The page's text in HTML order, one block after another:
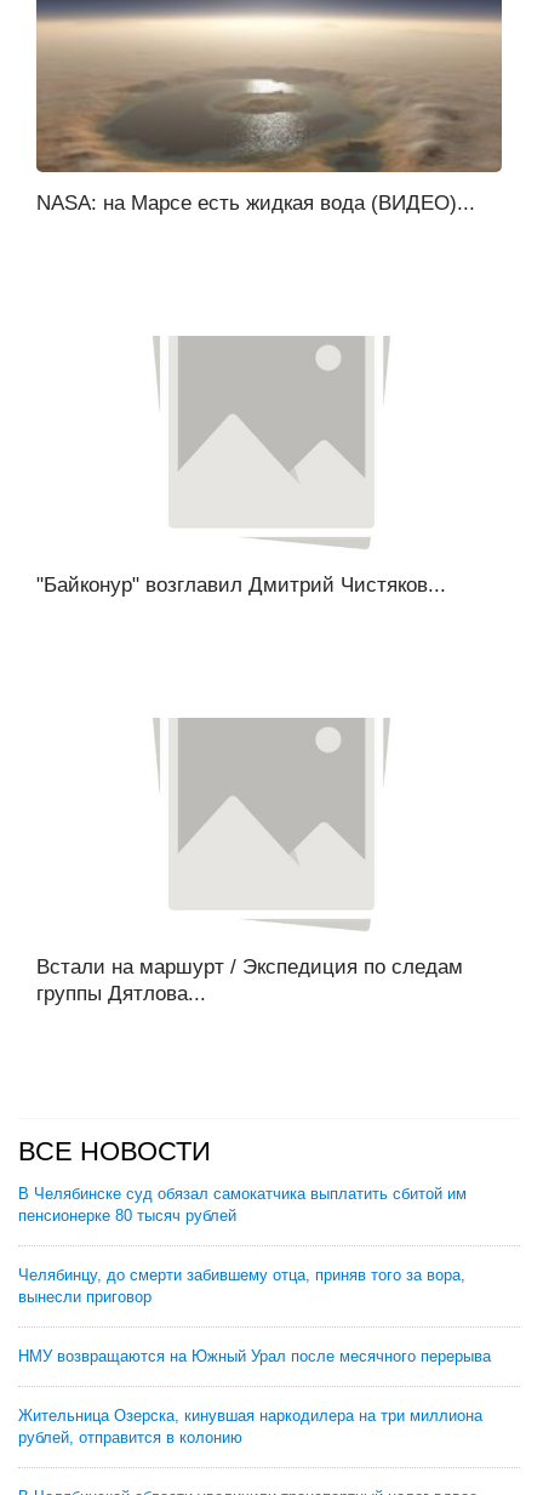
NASA: на Марсе есть жидкая вода (ВИДЕО)...
"Байконур" возглавил Дмитрий Чистяков...
Встали на маршурт / Экcпедиция по следам
группы Дятлова...
ВСЕ НОВОСТИ
В Челябинске суд обязал самокатчика выплатить сбитой им
пенсионерке 80 тысяч рублей
Челябинцу, до смерти забившему отца, приняв того за вора,
вынесли приговор
НМУ возвращаются на Южный Урал после месячного перерыва
Жительница Озерска, кинувшая наркодилера на три миллиона
рублей, отправится в колонию